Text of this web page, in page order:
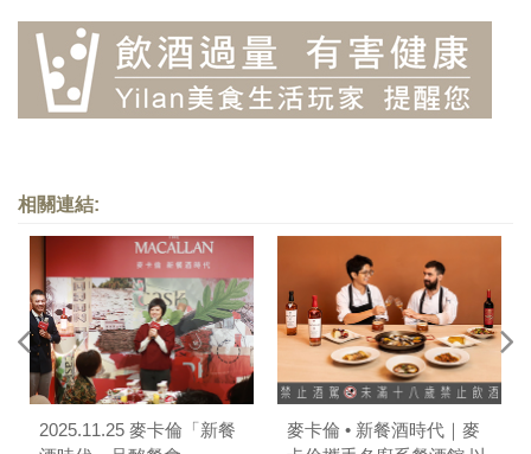
相關連結:
2025.11.25 麥卡倫「新餐
麥卡倫 • 新餐酒時代｜麥